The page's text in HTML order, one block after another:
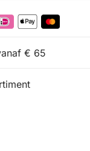
€ 65